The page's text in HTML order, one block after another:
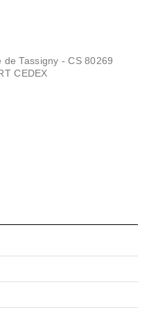
Tassigny - CS 80269
CEDEX